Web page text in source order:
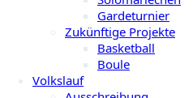
Gardeturnier
Zukünftige Projekte
Basketball
Boule
Volkslauf